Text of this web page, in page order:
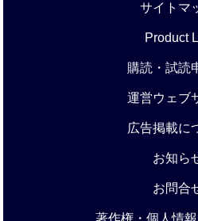
サイトマ
Product
購読・試読
運営ウェブ
広告掲載に
お知ら
お問合